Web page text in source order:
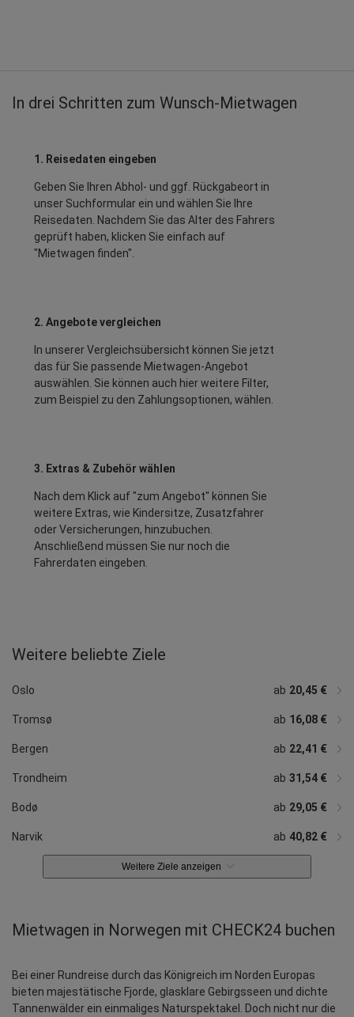
In drei Schritten zum Wunsch-Mietwagen
1. Reisedaten eingeben
Geben Sie Ihren Abhol- und ggf. Rückgabeort in
unser Suchformular ein und wählen Sie Ihre
Reisedaten. Nachdem Sie das Alter des Fahrers
geprüft haben, klicken Sie einfach auf
"Mietwagen finden".
2. Angebote vergleichen
In unserer Vergleichsübersicht können Sie jetzt
das für Sie passende Mietwagen-Angebot
auswählen. Sie können auch hier weitere Filter,
zum Beispiel zu den Zahlungsoptionen, wählen.
3. Extras & Zubehör wählen
Nach dem Klick auf "zum Angebot" können Sie
weitere Extras, wie Kindersitze, Zusatzfahrer
oder Versicherungen, hinzubuchen.
Anschließend müssen Sie nur noch die
Fahrerdaten eingeben.
Weitere beliebte Ziele
Oslo ab 20,45 €
Tromsø ab 16,08 €
Bergen ab 22,41 €
Trondheim ab 31,54 €
Bodø ab 29,05 €
Narvik ab 40,82 €
Stavanger
Ålesund
Alta
Svolvær
Kristiansand
Molde
Kirkenes
Sandefjord
Sogndal
Sandnessjøen
Mosjøen
Weitere Ziele anzeigen
Mietwagen in Norwegen mit CHECK24 buchen
Bei einer Rundreise durch das Königreich im Norden Europas
bieten majestätische Fjorde, glasklare Gebirgsseen und dichte
Tannenwälder ein einmaliges Naturspektakel. Doch nicht nur die